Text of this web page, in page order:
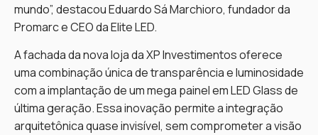
mundo”, destacou Eduardo Sá Marchioro, fundador da
Promarc e CEO da Elite LED.
A fachada da nova loja da XP Investimentos oferece
uma combinação única de transparência e luminosidade
com a implantação de um mega painel em LED Glass de
última geração. Essa inovação permite a integração
arquitetônica quase invisível, sem comprometer a visão